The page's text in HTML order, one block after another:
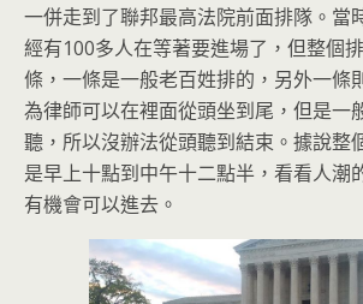
一併走到了聯邦最高法院前面排隊。當
經有100多人在等著要進場了，但整個
條，一條是一般老百姓排的，另外一條
為律師可以在裡面從頭坐到尾，但是一
聽，所以沒辦法從頭聽到結束。據說整
是早上十點到中午十二點半，看看人潮
有機會可以進去。